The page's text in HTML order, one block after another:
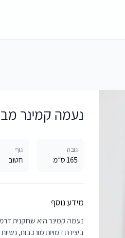
נעמה קמינר
גובה
165 ס״מ
גוף
חטוב
מידע נוסף
נעמה קמינר היא שחקנית
ביצירת דמויות מורכבות,